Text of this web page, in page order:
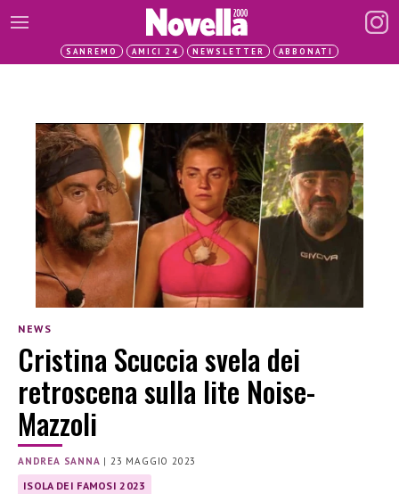
SANREMO AMICI 24 NEWSLETTER ABBONATI
NEWS
Cristina Scuccia svela dei
retroscena sulla lite Noise-
Mazzoli
ANDREA SANNA |23 MAGGIO 2023
ISOLA DEI FAMOSI 2023